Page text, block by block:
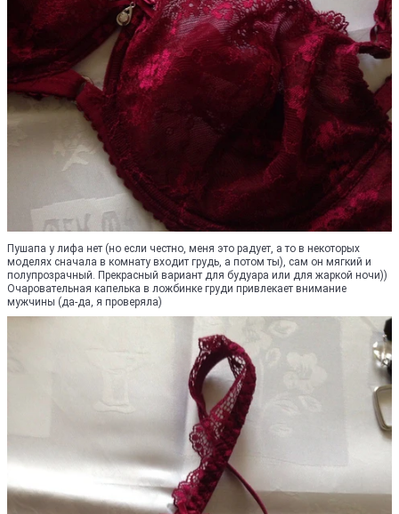
Пушапа у лифа нет (но если честно, меня это радует, а то в некоторых
моделях сначала в комнату входит грудь, а потом ты), сам он мягкий и
полупрозрачный. Прекрасный вариант для будуара или для жаркой ночи))
Очаровательная капелька в ложбинке груди привлекает внимание
мужчины (да-да, я проверяла)